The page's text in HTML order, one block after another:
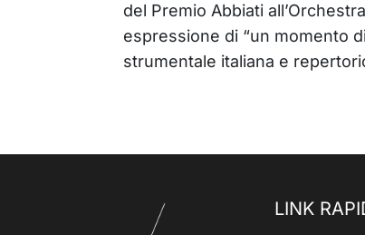
del Premio Abbiati
espressione di “un momento
strumentale italiana e
LINK